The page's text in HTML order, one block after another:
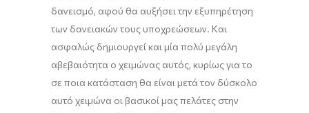
δανεισμό, αφού θα αυξήσει την εξυπηρέτηση
των δανειακών τους υποχρεώσεων. Και
ασφαλώς δημιουργεί και μία πολύ μεγάλη
αβεβαιότητα ο χειμώνας αυτός, κυρίως για το
σε ποια κατάσταση θα είναι μετά τον δύσκολο
αυτό χειμώνα οι βασικοί μας πελάτες στην